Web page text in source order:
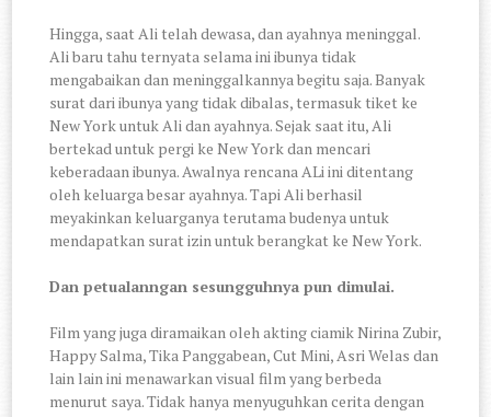
Hingga, saat Ali telah dewasa, dan ayahnya meninggal.
Ali baru tahu ternyata selama ini ibunya tidak
mengabaikan dan meninggalkannya begitu saja. Banyak
surat dari ibunya yang tidak dibalas, termasuk tiket ke
New York untuk Ali dan ayahnya. Sejak saat itu, Ali
bertekad untuk pergi ke New York dan mencari
keberadaan ibunya. Awalnya rencana ALi ini ditentang
oleh keluarga besar ayahnya. Tapi Ali berhasil
meyakinkan keluarganya terutama budenya untuk
mendapatkan surat izin untuk berangkat ke New York.
Dan petualanngan sesungguhnya pun dimulai.
Film yang juga diramaikan oleh akting ciamik Nirina Zubir,
Happy Salma, Tika Panggabean, Cut Mini, Asri Welas dan
lain lain ini menawarkan visual film yang berbeda
menurut saya. Tidak hanya menyuguhkan cerita dengan